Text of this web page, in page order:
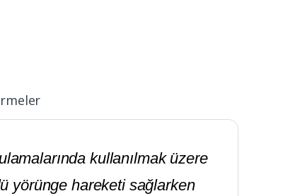
kullanılmak üzere
yörünge hareketi sağlarken